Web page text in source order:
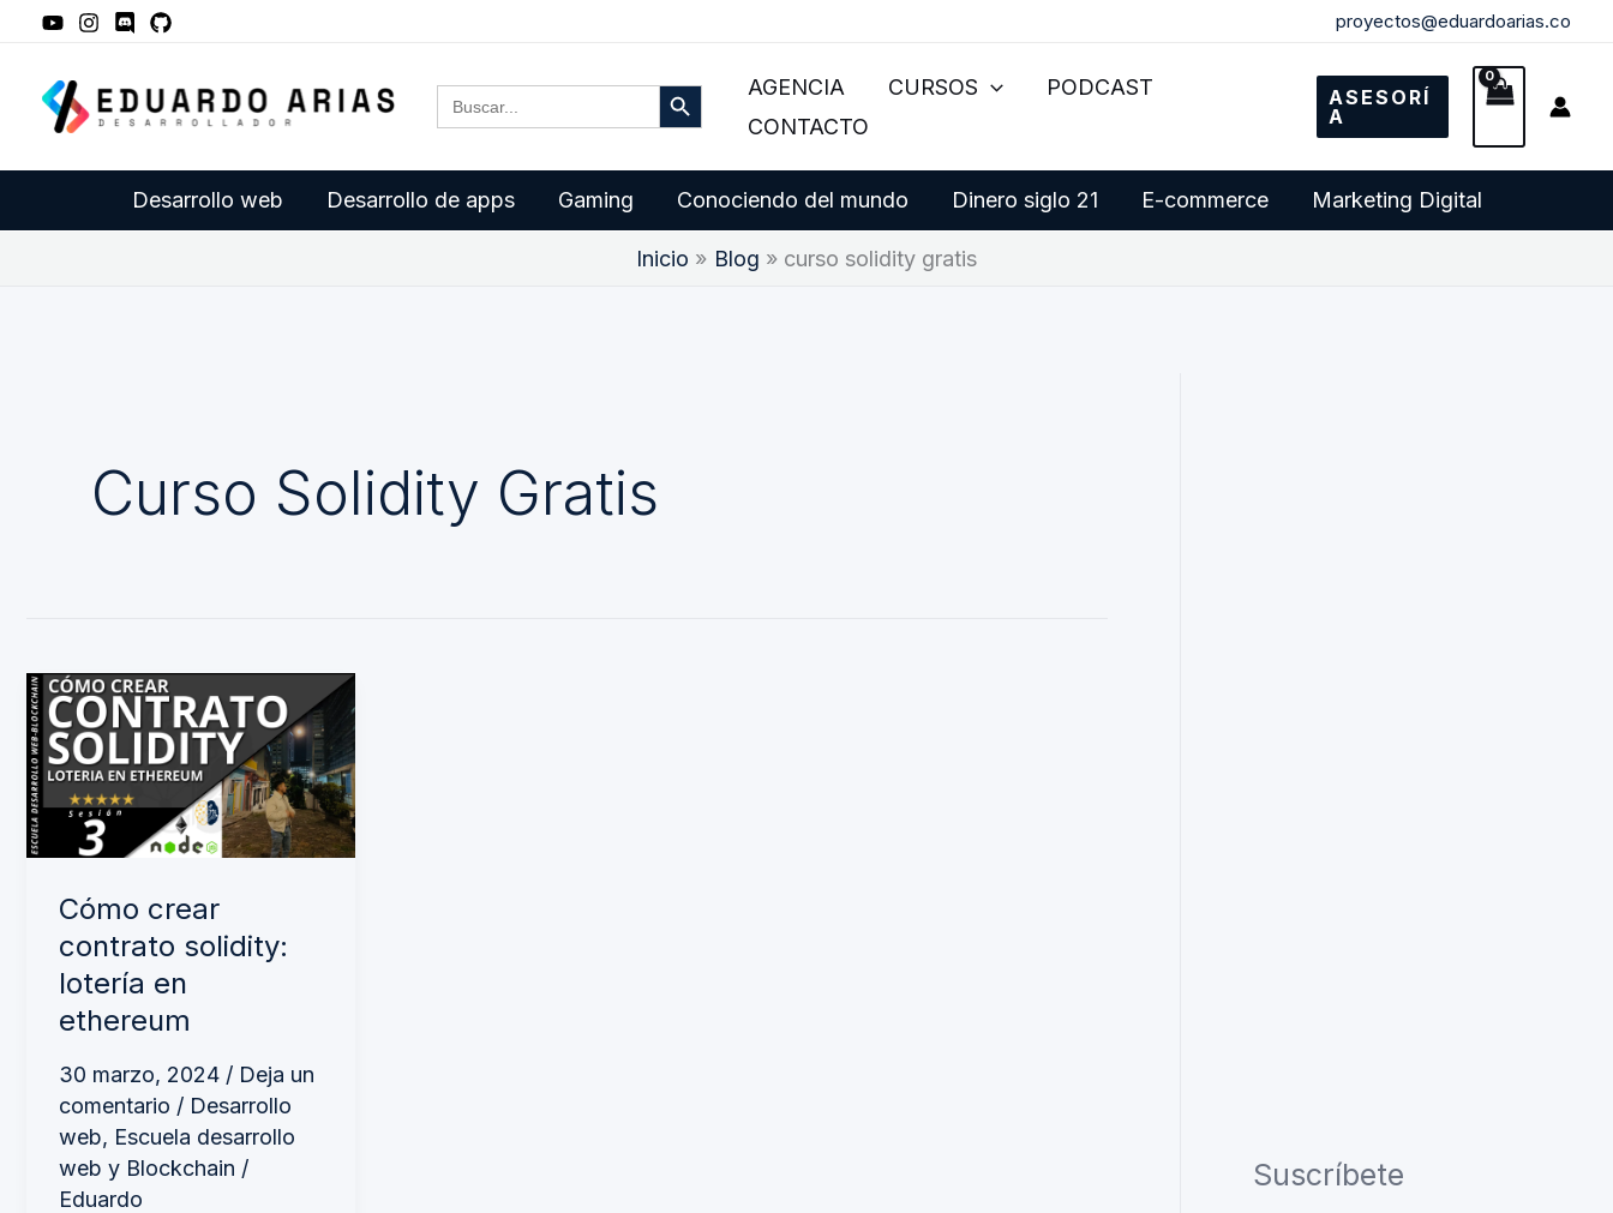
contenido
proyectos@eduardoarias.co
Buscar: Botón de búsquedaAGENCIA CURSOS
PODCAST
CONTACTO
ASESORÍ
A
Desarrollo web Desarrollo de apps Gaming Conociendo del mundo Dinero siglo 21 E-commerce Marketing Digital
Inicio Blog curso solidity gratis
Curso Solidity Gratis
Cómo crear
contrato solidity:
lotería en
ethereum
30 marzo, 2024 / Deja un
comentario / Desarrollo
web, Escuela desarrollo
web y Blockchain /
Eduardo
Cómo
crear
contrato
solidity:
lotería
Suscríbete